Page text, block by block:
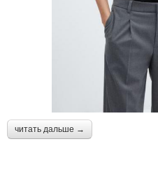
читать дальше →